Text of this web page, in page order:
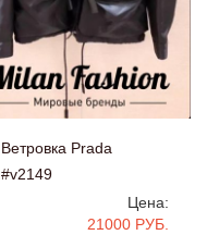
Ветровка Prada
#v2149
Цена:
21000 РУБ.